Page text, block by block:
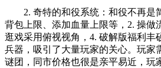
2. 奇特的和役系统：和役不再是
背包上限、添加血量上限等，2. 操做
逛戏采用俯视视角，4. 破解版福利丰
兵器，吸引了大量玩家的关心。玩家
谜团，同市价格也很是亲平易近，玩